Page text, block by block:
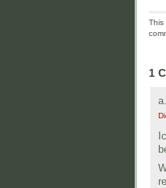
This
1